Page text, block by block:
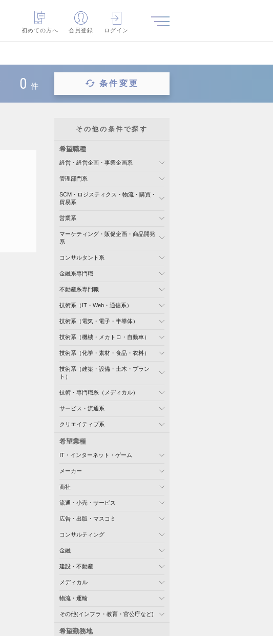
初めての方へ
会員登録 ログイン
0 件 条件変更
その他の条件で探す
希望職種
経営・経営企画・事業企画系
管理部門系
SCM・ロジスティクス・物流・購買・
貿易系
営業系
マーケティング・販促企画・商品開発
系
コンサルタント系
金融系専門職
不動産系専門職
技術系（IT・Web・通信系）
技術系（電気・電子・半導体）
技術系（機械・メカトロ・自動車）
技術系（化学・素材・食品・衣料）
技術系（建築・設備・土木・プラン
ト）
技術・専門職系（メディカル）
サービス・流通系
クリエイティブ系
希望業種
IT・インターネット・ゲーム
メーカー
商社
流通・小売・サービス
広告・出版・マスコミ
コンサルティング
金融
建設・不動産
メディカル
物流・運輸
その他(インフラ・教育・官公庁など)
希望勤務地